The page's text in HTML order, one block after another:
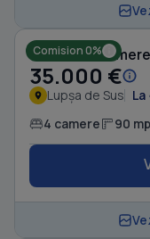
Comision 0%
35.000 €
Lupșa de Sus
4 camere 90 mp